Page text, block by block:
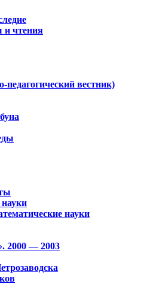
и чтения
вестник)
науки
2000 — 2003